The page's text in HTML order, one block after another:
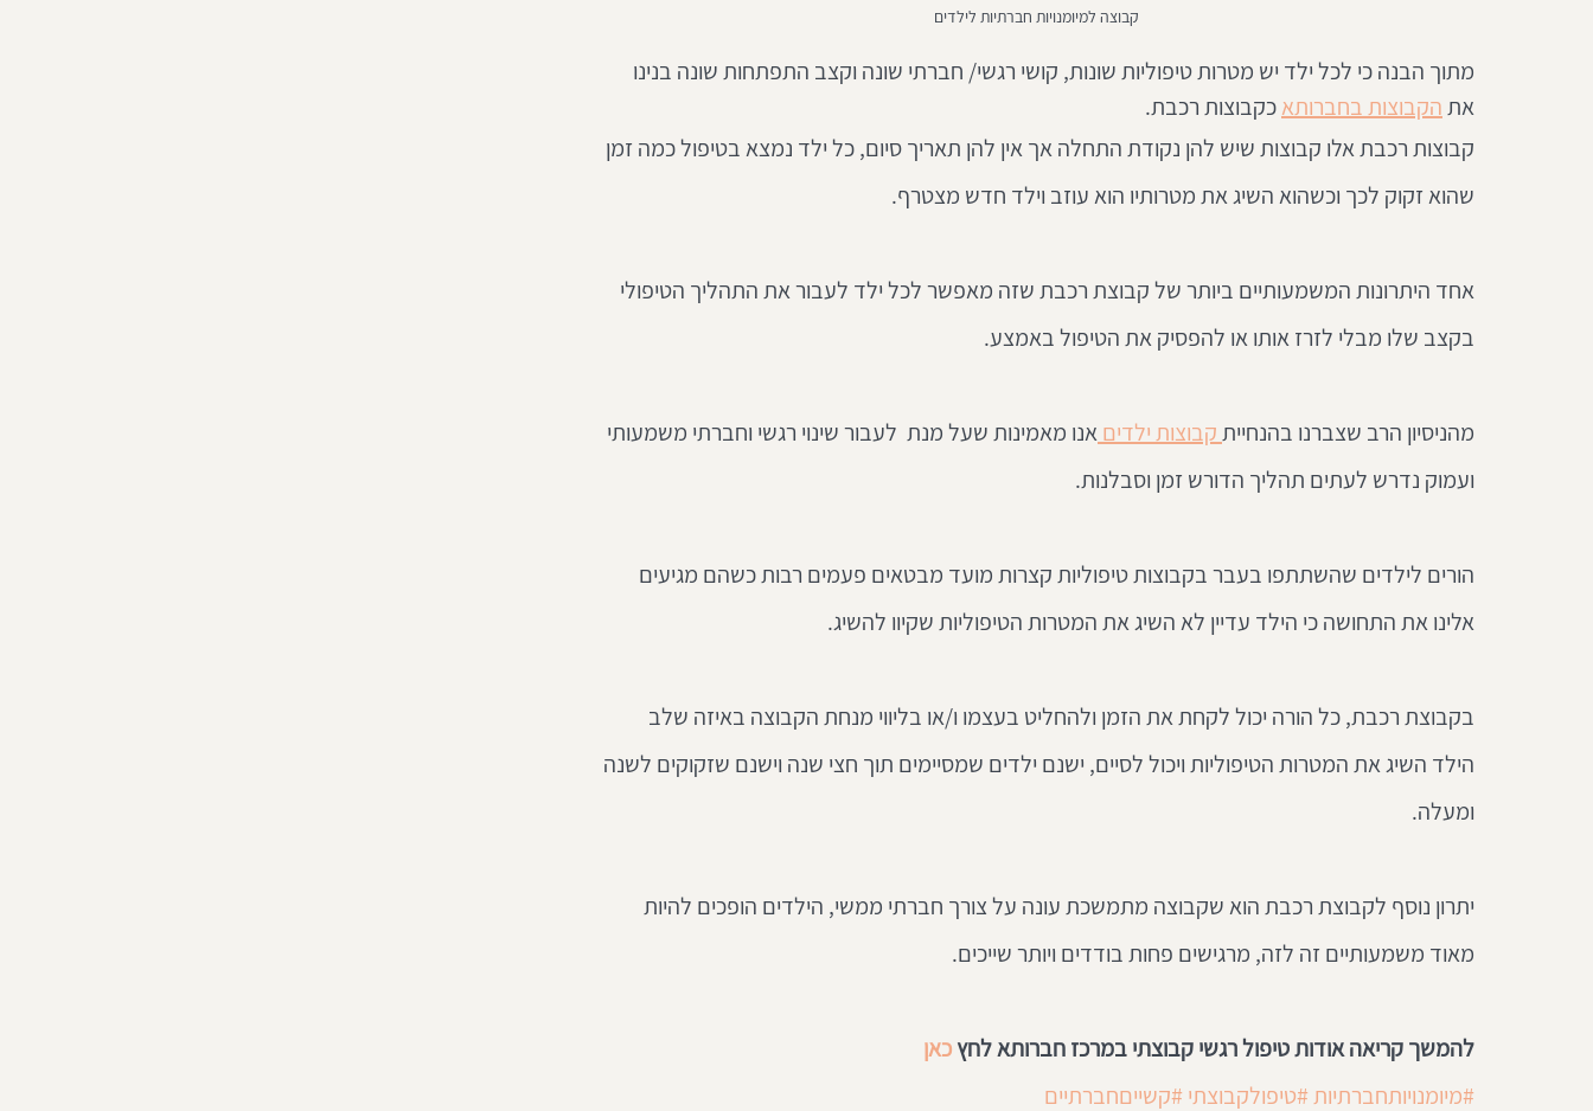
קבוצה למיומנויות חברתיות לילדים
מתוך הבנה כי לכל ילד יש מטרות טיפוליות שונות, קושי רגשי/ חברתי שונה וקצב התפתחות שונה בנינו
את הקבוצות בחברותא כקבוצות רכבת.
קבוצות רכבת אלו קבוצות שיש להן נקודת התחלה אך אין להן תאריך סיום, כל ילד נמצא בטיפול כמה זמן
שהוא זקוק לכך וכשהוא השיג את מטרותיו הוא עוזב וילד חדש מצטרף.
אחד היתרונות המשמעותיים ביותר של קבוצת רכבת שזה מאפשר לכל ילד לעבור את התהליך הטיפולי
בקצב שלו מבלי לזרז אותו או להפסיק את הטיפול באמצע.
מהניסיון הרב שצברנו בהנחיית קבוצות ילדים אנו מאמינות שעל מנת  לעבור שינוי רגשי וחברתי משמעותי
ועמוק נדרש לעתים תהליך הדורש זמן וסבלנות.
הורים לילדים שהשתתפו בעבר בקבוצות טיפוליות קצרות מועד מבטאים פעמים רבות כשהם מגיעים
אלינו את התחושה כי הילד עדיין לא השיג את המטרות הטיפוליות שקיוו להשיג.
בקבוצת רכבת, כל הורה יכול לקחת את הזמן ולהחליט בעצמו ו/או בליווי מנחת הקבוצה באיזה שלב
הילד השיג את המטרות הטיפוליות ויכול לסיים, ישנם ילדים שמסיימים תוך חצי שנה וישנם שזקוקים לשנה
ומעלה.
יתרון נוסף לקבוצת רכבת הוא שקבוצה מתמשכת עונה על צורך חברתי ממשי, הילדים הופכים להיות
מאוד משמעותיים זה לזה, מרגישים פחות בודדים ויותר שייכים.
להמשך קריאה אודות טיפול רגשי קבוצתי במרכז חברותא לחץ כאן
#מיומנויותחברתיות#טיפולקבוצתי#קשייםחברתיים